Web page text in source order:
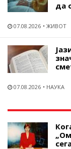
да
07.08.2026 ЖИВОТ
07.08.2026 НАУКА